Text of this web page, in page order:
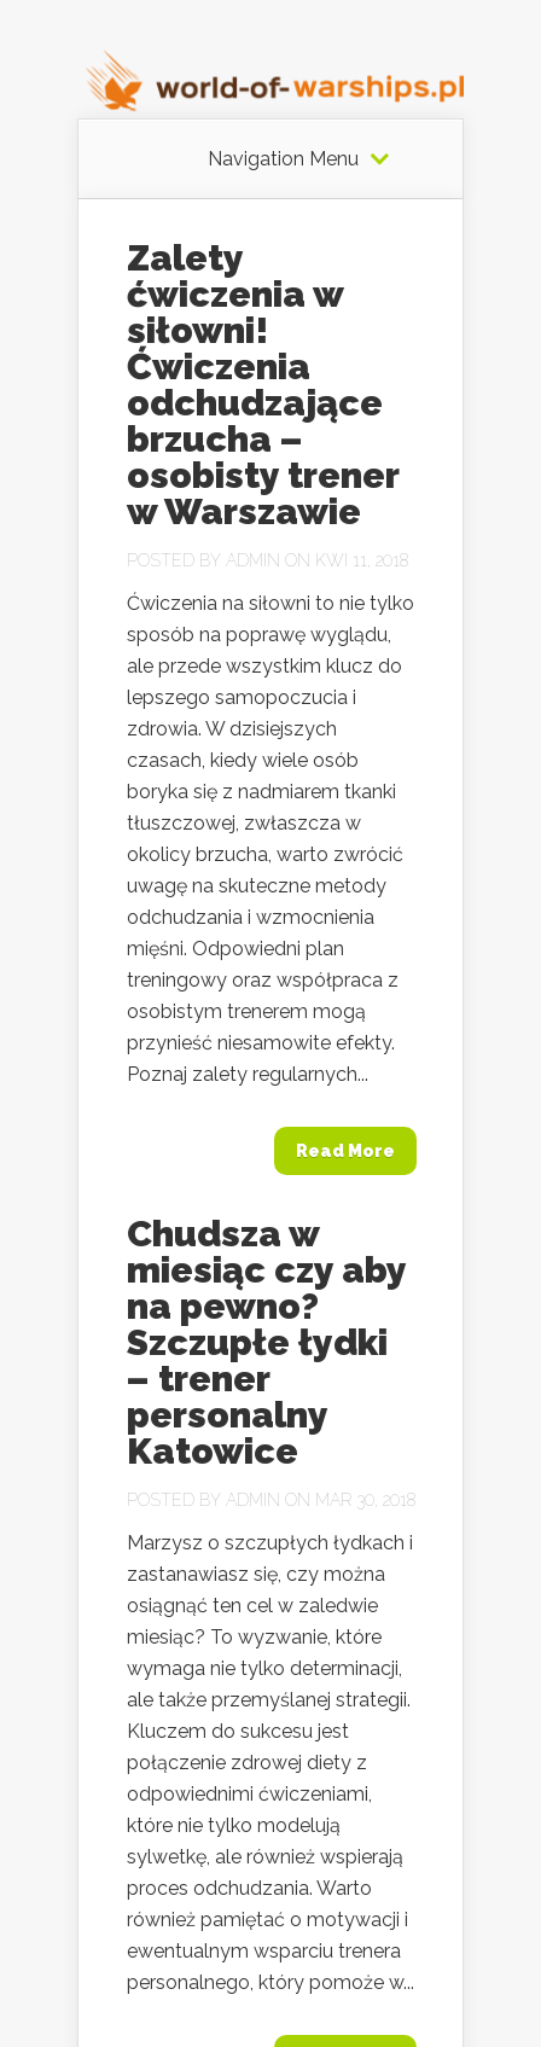
Navigation Menu
Zalety
ćwiczenia w
siłowni!
Ćwiczenia
odchudzające
brzucha –
osobisty trener
w Warszawie
POSTED BY ADMIN ON KWI 11, 2018
Ćwiczenia na siłowni to nie tylko
sposób na poprawę wyglądu,
ale przede wszystkim klucz do
lepszego samopoczucia i
zdrowia. W dzisiejszych
czasach, kiedy wiele osób
boryka się z nadmiarem tkanki
tłuszczowej, zwłaszcza w
okolicy brzucha, warto zwrócić
uwagę na skuteczne metody
odchudzania i wzmocnienia
mięśni. Odpowiedni plan
treningowy oraz współpraca z
osobistym trenerem mogą
przynieść niesamowite efekty.
Poznaj zalety regularnych...
Read More
Chudsza w
miesiąc czy aby
na pewno?
Szczupłe łydki
– trener
personalny
Katowice
POSTED BY ADMIN ON MAR 30, 2018
Marzysz o szczupłych łydkach i
zastanawiasz się, czy można
osiągnąć ten cel w zaledwie
miesiąc? To wyzwanie, które
wymaga nie tylko determinacji,
ale także przemyślanej strategii.
Kluczem do sukcesu jest
połączenie zdrowej diety z
odpowiednimi ćwiczeniami,
które nie tylko modelują
sylwetkę, ale również wspierają
proces odchudzania. Warto
również pamiętać o motywacji i
ewentualnym wsparciu trenera
personalnego, który pomoże w...